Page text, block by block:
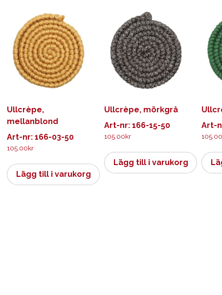
Ullcrèpe,
mellanblond
Art-nr: 166-03-50
105.00kr
Lägg till i varukorg
Ullcrèpe, mörkgrå
Art-nr: 166-15-50
105.00kr
Lägg till i varukorg
Art-
105.00